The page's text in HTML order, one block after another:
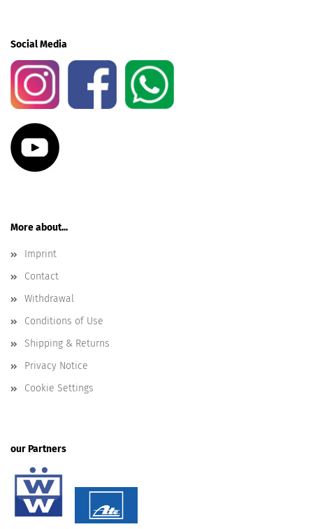
Social Media
More about...
Imprint
Contact
Withdrawal
Conditions of Use
Shipping & Returns
Privacy Notice
Cookie Settings
our Partners